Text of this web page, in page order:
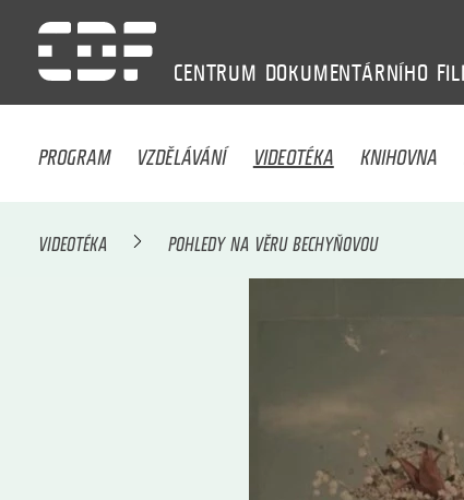
CENTRUM DOKUMENTÁRNÍHO
PROGRAM VZDĚLÁVÁNÍ VIDEOTÉKA KNIHOVNA
VIDEOTÉKA POHLEDY NA VĚRU BECHYŇOVOU